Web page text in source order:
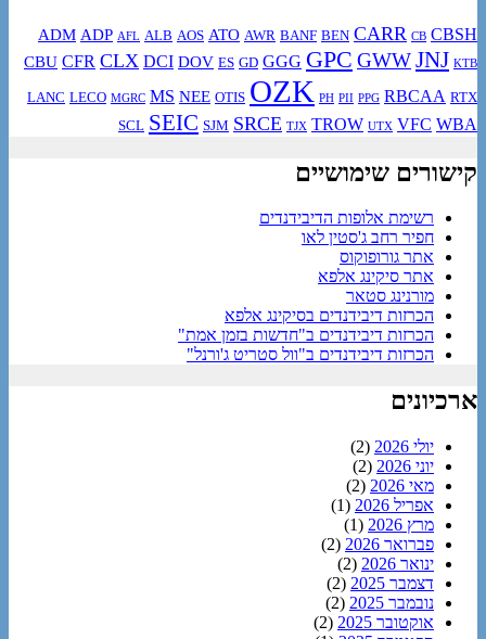
ADM ADP AFL ALB AOS ATO AWR BANF BEN CARR CB CBSH
CBU CFR CLX DCI DOV ES GD GGG GPC GWWJNJ KTB
LANC LECO MGRC MS NEE OTIS OZK PH PII PPG RBCAA RTX
SCL SEIC SJM SRCE TJX TROW UTX VFC WBA
קישורים שימושיים
רשימת אלופות הדיבידנדים
חפיר רחב ג'סטין לאו
אתר גורופוקוס
אתר סיקינג אלפא
מורנינג סטאר
הכרזות דיבידנדים בסיקינג אלפא
הכרזות דיבידנדים ב"חדשות בזמן אמת"
הכרזות דיבידנדים ב"וול סטריט ג'ורנל"
ארכיונים
יולי 2026
(2)
יוני 2026
(2)
מאי 2026
(2)
אפריל 2026
(1)
מרץ 2026
(1)
פברואר 2026
(2)
ינואר 2026
(2)
דצמבר 2025
(2)
נובמבר 2025
(2)
אוקטובר 2025
(2)